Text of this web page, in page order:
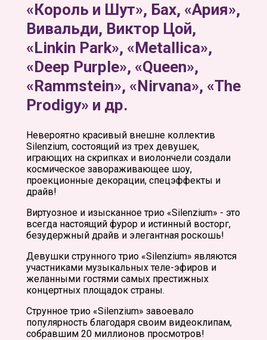
«Король и Шут», Бах, «Ария»,
Вивальди, Виктор Цой,
«Linkin Park», «Metallica»,
«Deep Purple», «Queen»,
«Rammstein», «Nirvana», «The
Prodigy» и др.
Невероятно красивый внешне коллектив
Silenzium, состоящий из трех девушек,
играющих на скрипках и виолончели создали
космическое завораживающее шоу,
проекционные декорации, спецэффекты и
драйв!
Виртуозное и изысканное трио «Silenzium» - это
всегда настоящий фурор и истинный восторг,
безудержный драйв и элегантная роскошь!
Девушки струнного трио «Silenzium» являются
участниками музыкальных теле-эфиров и
желанными гостями самых престижных
концертных площадок страны.
Струнное трио «Silenzium» завоевало
популярность благодаря своим видеоклипам,
собравшим 20 миллионов просмотров!